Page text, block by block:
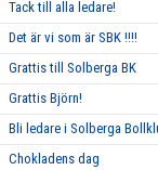
Tack till alla ledare!
Det är vi som är SBK !!!!
Grattis till Solberga BK
Grattis Björn!
Bli ledare i Solberga
Chokladens dag